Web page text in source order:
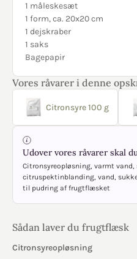
1 måleskesæt
1 form, ca. 20x20 cm
1 dejskraber
1 saks
Bagepapir
Vores råvarer i denne
Citronsyre 100 g
Udover vores råvarer skal
Citronsyreopløsning, varmt
citruspektinblanding, vand,
til pudring af frugtflæsket
Sådan laver du frugtflæsk
Citronsyreopløsning